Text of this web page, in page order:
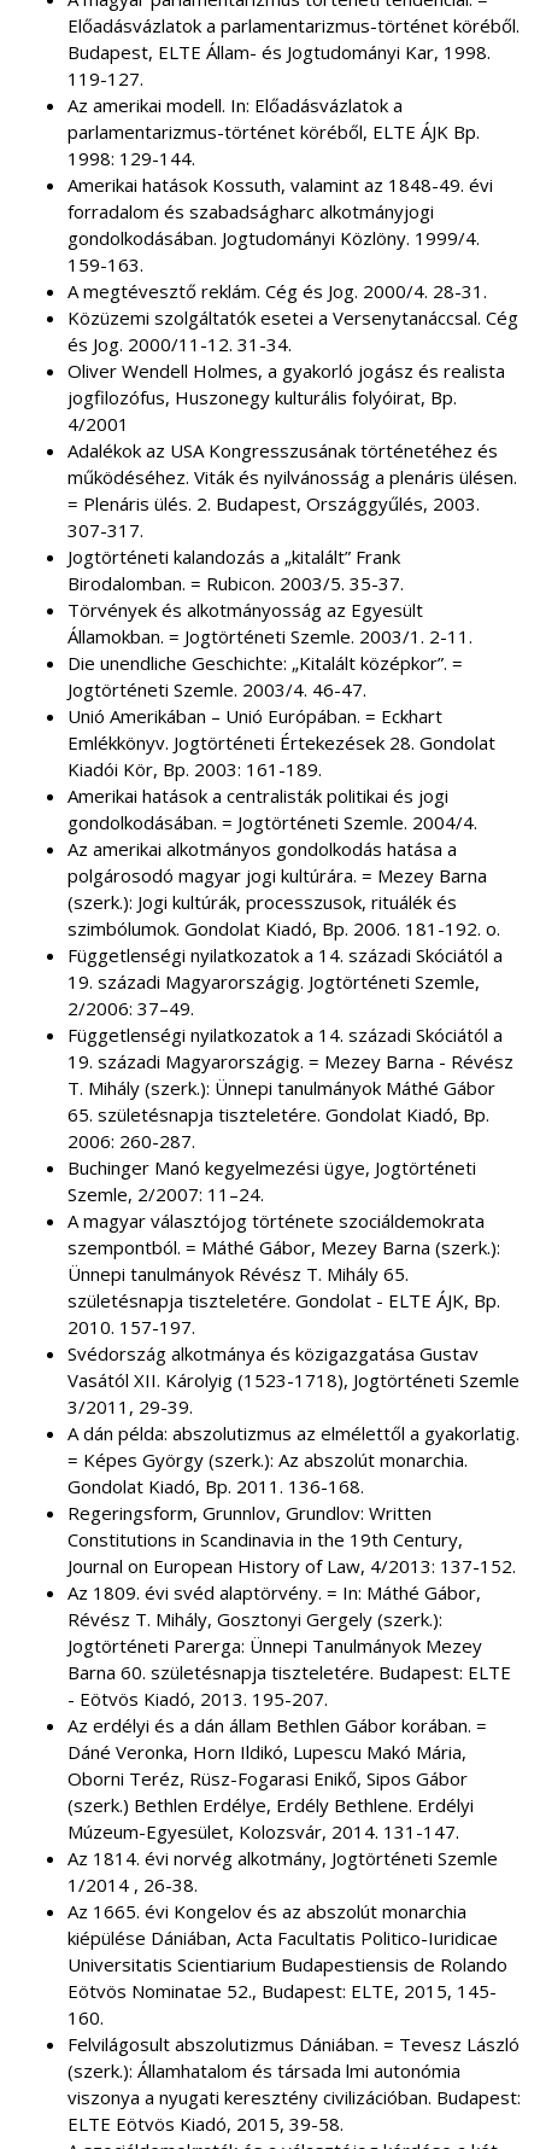
Előadásvázlatok a parlamentarizmus-történet köréből.
Budapest, ELTE Állam- és Jogtudományi Kar, 1998.
119-127.
Az amerikai modell. In: Előadásvázlatok a
parlamentarizmus-történet köréből, ELTE ÁJK Bp.
1998: 129-144.
Amerikai hatások Kossuth, valamint az 1848-49. évi
forradalom és szabadságharc alkotmányjogi
gondolkodásában. Jogtudományi Közlöny. 1999/4.
159-163.
A megtévesztő reklám. Cég és Jog. 2000/4. 28-31.
Közüzemi szolgáltatók esetei a Versenytanáccsal. Cég
és Jog. 2000/11-12. 31-34.
Oliver Wendell Holmes, a gyakorló jogász és realista
jogfilozófus, Huszonegy kulturális folyóirat, Bp.
4/2001
Adalékok az USA Kongresszusának történetéhez és
működéséhez. Viták és nyilvánosság a plenáris ülésen.
= Plenáris ülés. 2. Budapest, Országgyűlés, 2003.
307-317.
Jogtörténeti kalandozás a „kitalált” Frank
Birodalomban. = Rubicon. 2003/5. 35-37.
Törvények és alkotmányosság az Egyesült
Államokban. = Jogtörténeti Szemle. 2003/1. 2-11.
Die unendliche Geschichte: „Kitalált középkor”. =
Jogtörténeti Szemle. 2003/4. 46-47.
Unió Amerikában – Unió Európában. = Eckhart
Emlékkönyv. Jogtörténeti Értekezések 28. Gondolat
Kiadói Kör, Bp. 2003: 161-189.
Amerikai hatások a centralisták politikai és jogi
gondolkodásában. = Jogtörténeti Szemle. 2004/4.
Az amerikai alkotmányos gondolkodás hatása a
polgárosodó magyar jogi kultúrára. = Mezey Barna
(szerk.): Jogi kultúrák, processzusok, rituálék és
szimbólumok. Gondolat Kiadó, Bp. 2006. 181-192. o.
Függetlenségi nyilatkozatok a 14. századi Skóciától a
19. századi Magyarországig. Jogtörténeti Szemle,
2/2006: 37–49.
Függetlenségi nyilatkozatok a 14. századi Skóciától a
19. századi Magyarországig. = Mezey Barna - Révész
T. Mihály (szerk.): Ünnepi tanulmányok Máthé Gábor
65. születésnapja tiszteletére. Gondolat Kiadó, Bp.
2006: 260-287.
Buchinger Manó kegyelmezési ügye, Jogtörténeti
Szemle, 2/2007: 11–24.
A magyar választójog története szociáldemokrata
szempontból. = Máthé Gábor, Mezey Barna (szerk.):
Ünnepi tanulmányok Révész T. Mihály 65.
születésnapja tiszteletére. Gondolat - ELTE ÁJK, Bp.
2010. 157-197.
Svédország alkotmánya és közigazgatása Gustav
Vasától XII. Károlyig (1523-1718), Jogtörténeti Szemle
3/2011, 29-39.
A dán példa: abszolutizmus az elmélettől a gyakorlatig.
= Képes György (szerk.): Az abszolút monarchia.
Gondolat Kiadó, Bp. 2011. 136-168.
Regeringsform, Grunnlov, Grundlov: Written
Constitutions in Scandinavia in the 19th Century,
Journal on European History of Law, 4/2013: 137-152.
Az 1809. évi svéd alaptörvény. = In: Máthé Gábor,
Révész T. Mihály, Gosztonyi Gergely (szerk.):
Jogtörténeti Parerga: Ünnepi Tanulmányok Mezey
Barna 60. születésnapja tiszteletére. Budapest: ELTE
- Eötvös Kiadó, 2013. 195-207.
Az erdélyi és a dán állam Bethlen Gábor korában. =
Dáné Veronka, Horn Ildikó, Lupescu Makó Mária,
Oborni Teréz, Rüsz-Fogarasi Enikő, Sipos Gábor
(szerk.) Bethlen Erdélye, Erdély Bethlene. Erdélyi
Múzeum-Egyesület, Kolozsvár, 2014. 131-147.
Az 1814. évi norvég alkotmány, Jogtörténeti Szemle
1/2014 , 26-38.
Az 1665. évi Kongelov és az abszolút monarchia
kiépülése Dániában, Acta Facultatis Politico-Iuridicae
Universitatis Scientiarium Budapestiensis de Rolando
Eötvös Nominatae 52., Budapest: ELTE, 2015, 145-
160.
Felvilágosult abszolutizmus Dániában. = Tevesz László
(szerk.): Államhatalom és társada lmi autonómia
viszonya a nyugati keresztény civilizációban. Budapest:
ELTE Eötvös Kiadó, 2015, 39-58.